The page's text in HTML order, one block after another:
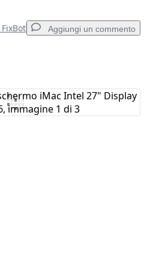
Aggiungi un commento